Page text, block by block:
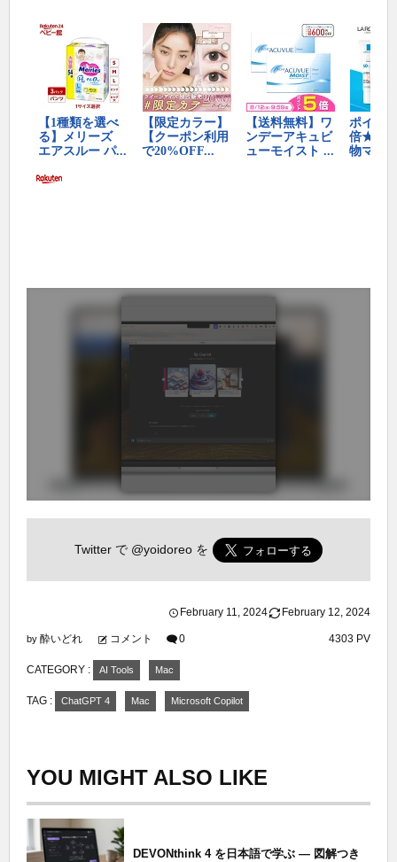
Twitter で @yoidoreo を
February 11,2024 February 12, 2024
by 酔いどれ コメント 0 4303 PV
CATEGORY : AI Tools Mac
TAG : ChatGPT 4 Mac Microsoft Copilot
YOU MIGHT ALSO LIKE
DEVONthink 4 を日本語で学ぶ — 図解つき